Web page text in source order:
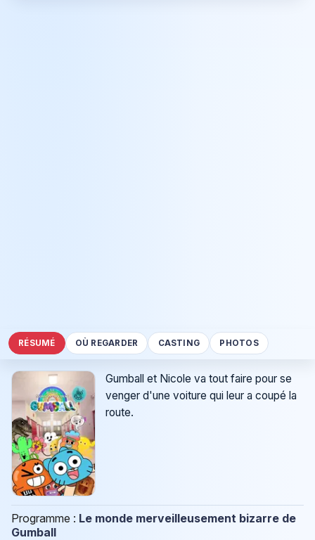
RÉSUMÉ OÙ REGARDER CASTING PHOTOS
Gumball et Nicole va tout faire pour se
venger d'une voiture qui leur a coupé la
route.
Programme : Le monde merveilleusement bizarre de
Gumball